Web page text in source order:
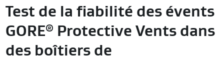
Test de la fiabilité des évents
GORE®
Protective Vents dans
des boîtiers de